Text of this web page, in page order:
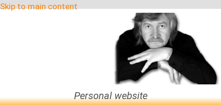
Skip to main content
Personal website